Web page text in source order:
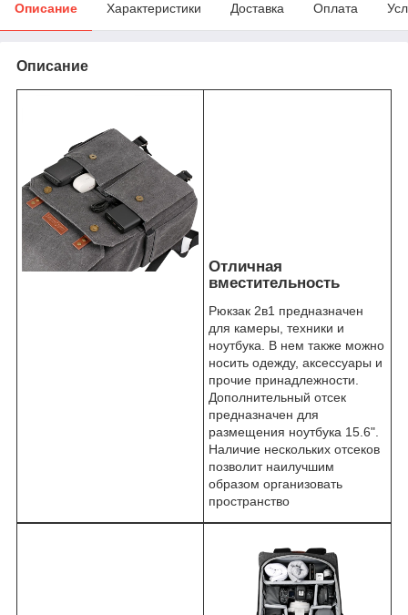
Описание Характеристики Доставка Оплата
Описание
Отличная
вместительность
Рюкзак 2в1 предназначен
для камеры, техники и
ноутбука. В нем также можно
носить одежду, аксессуары и
прочие принадлежности.
Дополнительный отсек
предназначен для
размещения ноутбука 15.6".
Наличие нескольких отсеков
позволит наилучшим
образом организовать
пространство